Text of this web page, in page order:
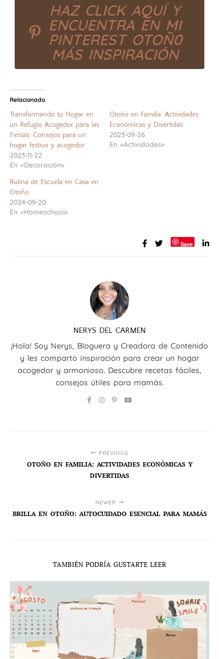
HAZ CLICK AQUÍ Y
ENCUENTRA EN MI
PINTEREST OTOÑ0
MÁS INSPIRACIÓN
Relacionado
Transformando tu Hogar en
un Refugio Acogedor para las
Fiestas: Consejos para un
hogar festivo y acogedor
2023-11-22
En «Decoración»
Otoño en Familia: Actividades
Económicas y Divertidas
2023-09-26
En «Actividades»
Rutina de Escuela en Casa en
Otoño
2024-09-20
En «Homeschool»
Save
NERYS DEL CARMEN
¡Hola! Soy Nerys, Bloguera y Creadora de Contenido
y les comparto inspiración para crear un hogar
acogedor y armonioso. Descubre recetas fáciles,
consejos útiles para mamás.
PREVIOUS
OTOÑO EN FAMILIA: ACTIVIDADES ECONÓMICAS Y
DIVERTIDAS
NEWER
BRILLA EN OTOÑO: AUTOCUIDADO ESENCIAL PARA MAMÁS
TAMBIÉN PODRÍA GUSTARTE LEER